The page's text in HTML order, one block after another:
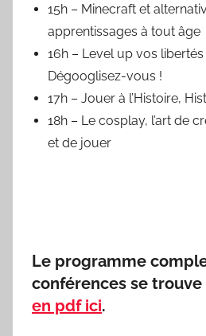
15h – Minecraft et
apprentissages à tout âge
16h – Level up vos
Dégooglisez-vous !
17h – Jouer à l’Histoire,
18h – Le cosplay, l’art de
et de jouer
Le programme
conférences se trouve
en pdf ici.